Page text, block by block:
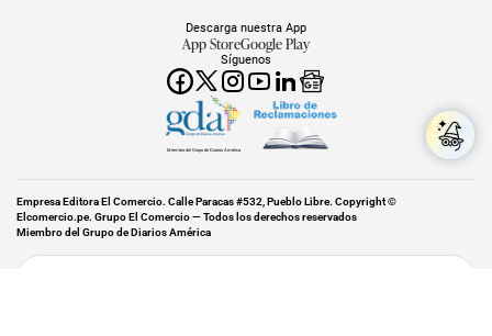
Síguenos
Descarga nuestra App
App StoreGoogle Play
Miembro del Grupo de Diarios América
Empresa Editora El Comercio. Calle Paracas #532, Pueblo Libre. Copyright ©
Elcomercio.pe. Grupo El Comercio — Todos los derechos reservados
Miembro del Grupo de Diarios América